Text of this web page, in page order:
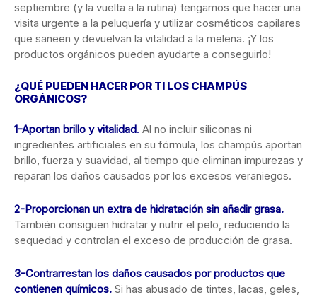
septiembre (y la vuelta a la rutina) tengamos que hacer una
visita urgente a la peluquería y utilizar cosméticos capilares
que saneen y devuelvan la vitalidad a la melena. ¡Y los
productos orgánicos pueden ayudarte a conseguirlo!
¿QUÉ PUEDEN HACER POR TI LOS CHAMPÚS
ORGÁNICOS?
1-Aportan brillo y vitalidad. Al no incluir siliconas ni
ingredientes artificiales en su fórmula, los champús aportan
brillo, fuerza y suavidad, al tiempo que eliminan impurezas y
reparan los daños causados por los excesos veraniegos.
2-Proporcionan un extra de hidratación sin añadir grasa.
También consiguen hidratar y nutrir el pelo, reduciendo la
sequedad y controlan el exceso de producción de grasa.
3-Contrarrestan los daños causados por productos que
contienen químicos. Si has abusado de tintes, lacas, geles,